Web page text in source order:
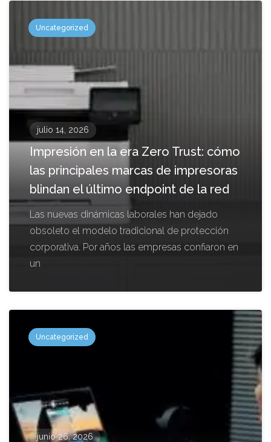
Uncategorized
julio 14, 2026
Impresión en la era Zero Trust: cómo
las principales marcas de impresoras
blindan el último endpoint de la red
Las nuevas dinámicas laborales han dejado
obsoleto el modelo tradicional de protección
corporativa. Por años las empresas confiaron en
un
Uncategorized
junio 26, 2026